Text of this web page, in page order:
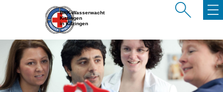
BRK-Wasserwacht
Kitzingen
in Kitzingen